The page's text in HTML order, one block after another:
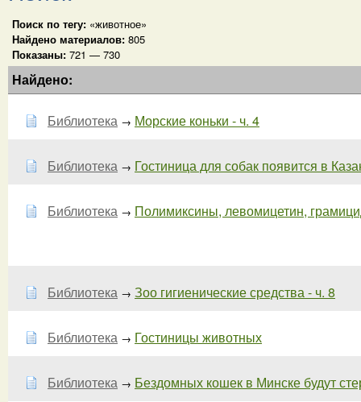
Поиск по тегу: «животное»
Найдено материалов: 805
Показаны: 721 — 730
Найдено:
Библиотека → Морские коньки - ч. 4
Библиотека → Гостиница для собак появится в
Библиотека → Полимиксины, левомицетин,
Библиотека → Зоо гигиенические средства - ч. 8
Библиотека → Гостиницы животных
Библиотека → Бездомных кошек в Минске будут